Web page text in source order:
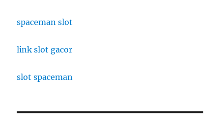
spaceman slot
link slot gacor
slot spaceman